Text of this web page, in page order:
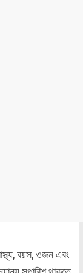
বয়স, ওজন এবং